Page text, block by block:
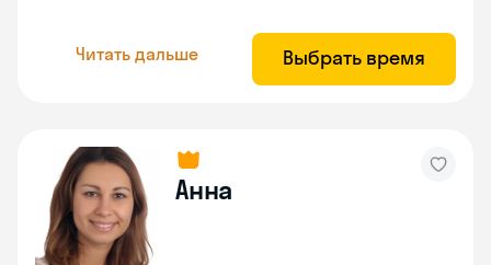
Читать дальше Выбрать время
Анна